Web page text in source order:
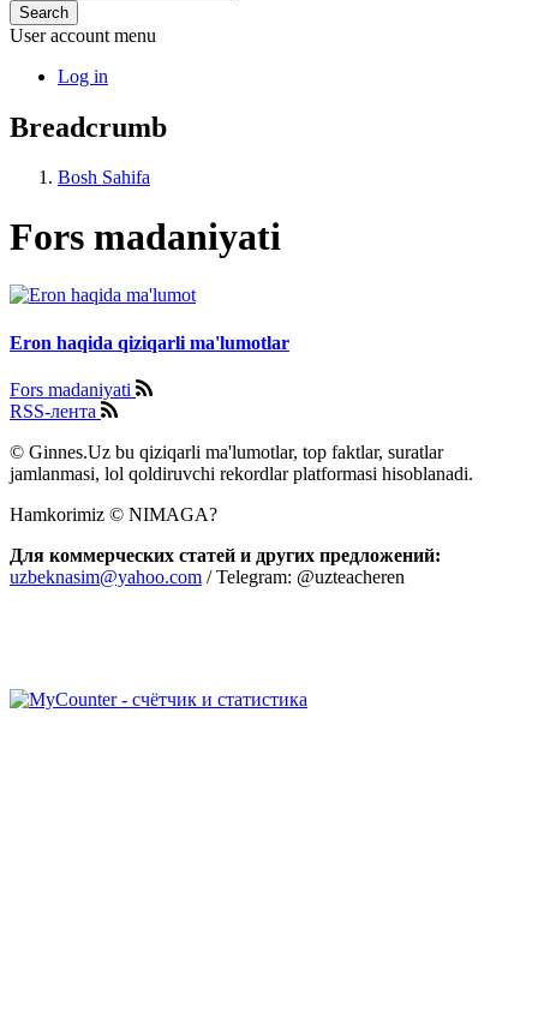
Search
User account menu
Log in
Breadcrumb
Bosh Sahifa
Fors madaniyati
Eron haqida qiziqarli ma'lumotlar
Fors madaniyati
RSS-лента
© Ginnes.Uz bu qiziqarli ma'lumotlar, top faktlar, suratlar
jamlanmasi, lol qoldiruvchi rekordlar platformasi hisoblanadi.
Hamkorimiz © NIMAGA?
Для коммерческих статей и других предложений:
uzbeknasim@yahoo.com / Telegram: @uzteacheren